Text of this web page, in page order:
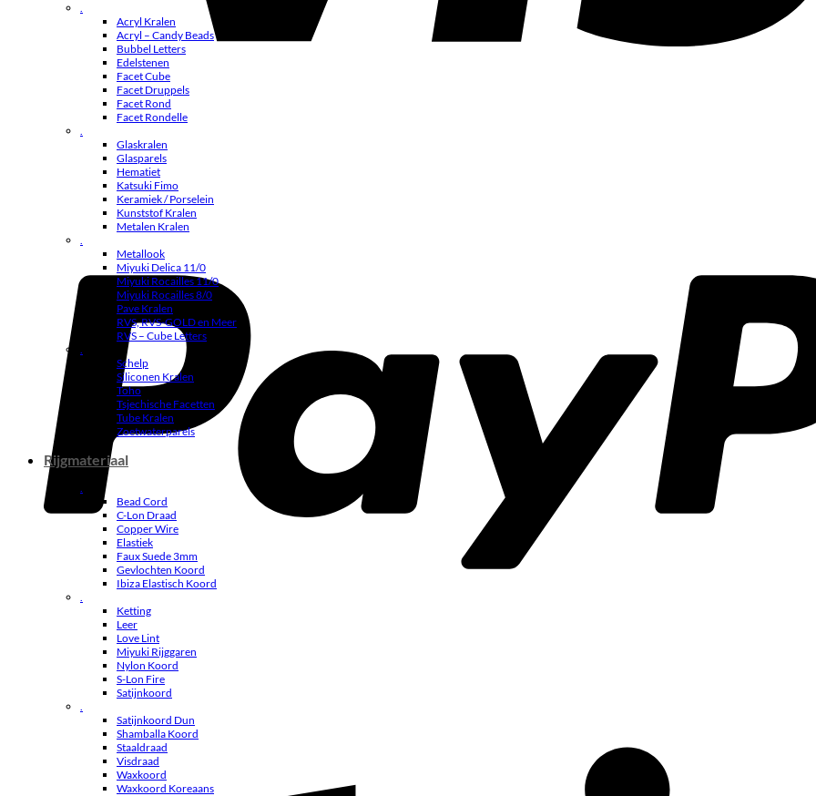
.
Acryl Kralen
Acryl – Candy Beads
Bubbel Letters
Edelstenen
Facet Cube
Facet Druppels
Facet Rond
Facet Rondelle
.
Glaskralen
Glasparels
Hematiet
Katsuki Fimo
Keramiek / Porselein
Kunststof Kralen
Metalen Kralen
.
Metallook
Miyuki Delica 11/0
Miyuki Rocailles 11/0
Miyuki Rocailles 8/0
Pave Kralen
RVS, RVS-GOLD en Meer
RVS – Cube Letters
.
Schelp
Siliconen Kralen
Toho
Tsjechische Facetten
Tube Kralen
Zoetwaterparels
Rijgmateriaal
.
Bead Cord
C-Lon Draad
Copper Wire
Elastiek
Faux Suede 3mm
Gevlochten Koord
Ibiza Elastisch Koord
.
Ketting
Leer
Love Lint
Miyuki Rijggaren
Nylon Koord
S-Lon Fire
Satijnkoord
.
Satijnkoord Dun
Shamballa Koord
Staaldraad
Visdraad
Waxkoord
Waxkoord Koreaans